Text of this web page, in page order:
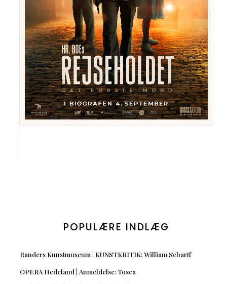
POPULÆRE INDLÆG
Randers Kunstmuseum | KUNSTKRITIK: William Scharff
OPERA Hedeland | Anmeldelse: Tosca